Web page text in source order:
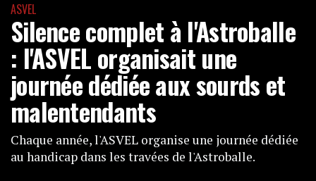
ASVEL
Silence complet à l'Astroballe
: l'ASVEL organisait une
journée dédiée aux sourds et
malentendants
Chaque année, l'ASVEL organise une journée dédiée
au handicap dans les travées de l'Astroballe.